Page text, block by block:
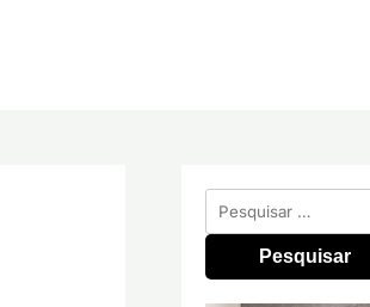
Pesquisar
por: